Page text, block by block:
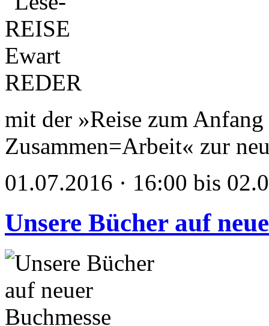
mit der »Reise zum
Zusammen=Arbeit« zur
01.07.2016 · 16:00 bis
Unsere Bücher auf